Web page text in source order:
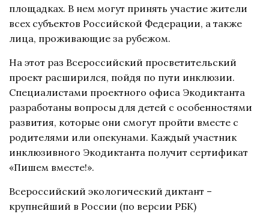
площадках. В нем могут принять участие жители
всех субъектов Российской Федерации, а также
лица, проживающие за рубежом.
На этот раз Всероссийский просветительский
проект расширился, пойдя по пути инклюзии.
Специалистами проектного офиса Экодиктанта
разработаны вопросы для детей с особенностями
развития, которые они смогут пройти вместе с
родителями или опекунами. Каждый участник
инклюзивного Экодиктанта получит сертификат
«Пишем вместе!».
Всероссийский экологический диктант –
крупнейший в России (по версии РБК)